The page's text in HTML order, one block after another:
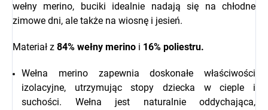
wełny merino, buciki idealnie nadają się na chłodne
zimowe dni, ale także na wiosnę i jesień.
Materiał z 84% wełny merino i 16% poliestru.
Wełna merino zapewnia doskonałe właściwości
izolacyjne, utrzymując stopy dziecka w cieple i
suchości. Wełna jest naturalnie oddychająca,